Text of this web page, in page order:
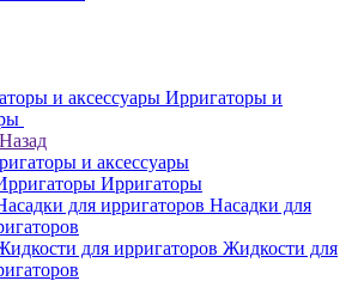
Ирригаторы и
Назад
и аксессуары
Ирригаторы
Насадки для
Жидкости для